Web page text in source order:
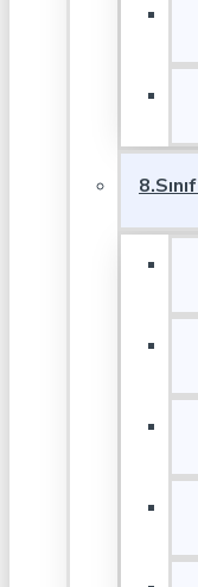
8.Sınıf